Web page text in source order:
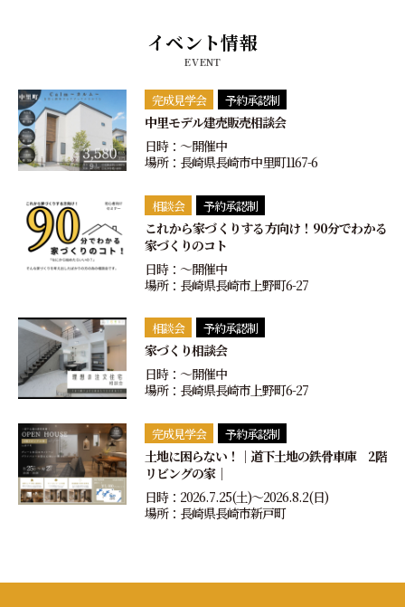
イベント情報
EVENT
完成見学会 予約承認制
中里モデル建売販売相談会
日時：〜開催中
場所：長崎県長崎市中里町1167-6
相談会 予約承認制
これから家づくりする方向け！90分でわかる
家づくりのコト
日時：〜開催中
場所：長崎県長崎市上野町6-27
相談会 予約承認制
家づくり相談会
日時：〜開催中
場所：長崎県長崎市上野町6-27
完成見学会 予約承認制
土地に困らない！｜道下土地の鉄骨車庫 2階
リビングの家｜
日時：2026.7.25(土)〜2026.8.2(日)
場所：長崎県長崎市新戸町